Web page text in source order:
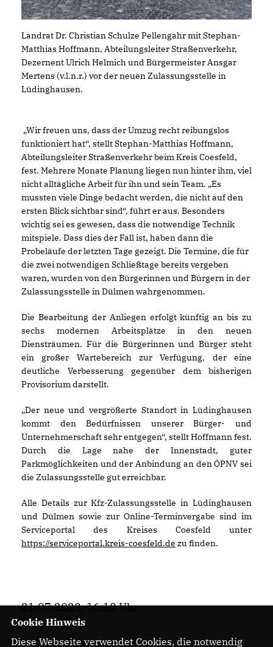
Landrat Dr. Christian Schulze Pellengahr mit Stephan-
Matthias Hoffmann, Abteilungsleiter Straßenverkehr,
Dezernent Ulrich Helmich und Bürgermeister Ansgar
Mertens (v.l.n.r.) vor der neuen Zulassungsstelle in
Lüdinghausen.
Wir freuen uns, dass der Umzug recht reibungslos
funktioniert hat“, stellt Stephan-Matthias Hoffmann,
Abteilungsleiter Straßenverkehr beim Kreis Coesfeld,
fest. Mehrere Monate Planung liegen nun hinter ihm, viel
nicht alltägliche Arbeit für ihn und sein Team. „Es
mussten viele Dinge bedacht werden, die nicht auf den
ersten Blick sichtbar sind“, führt er aus. Besonders
wichtig sei es gewesen, dass die notwendige Technik
mitspiele. Dass dies der Fall ist, haben dann die
Probeläufe der letzten Tage gezeigt. Die Termine, die für
die zwei notwendigen Schließtage bereits vergeben
waren, wurden von den Bürgerinnen und Bürgern in der
Zulassungsstelle in Dülmen wahrgenommen.
Die Bearbeitung der Anliegen erfolgt künftig an bis zu
sechs modernen Arbeitsplätze in den neuen
Diensträumen. Für die Bürgerinnen und Bürger steht
ein großer Wartebereich zur Verfügung, der eine
deutliche Verbesserung gegenüber dem bisherigen
Provisorium darstellt.
Der neue und vergrößerte Standort in Lüdinghausen
kommt den Bedürfnissen unserer Bürger- und
Unternehmerschaft sehr entgegen“, stellt Hoffmann fest.
Durch die Lage nahe der Innenstadt, guter
Parkmöglichkeiten und der Anbindung an den ÖPNV sei
die Zulassungsstelle gut erreichbar.
Alle Details zur Kfz-Zulassungsstelle in Lüdinghausen
und Dülmen sowie zur Online-Terminvergabe sind im
Serviceportal des Kreises Coesfeld unter
https://serviceportal.kreis-coesfeld.de zu finden.
21.07.2023, 16:18 Uhr
Cookie Hinweis
Diese Webseite verwendet Cookies, die notwendig